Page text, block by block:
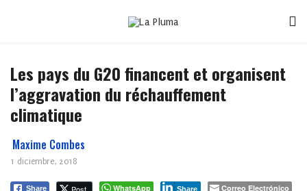
Les pays du G20 financent et organisent
l’aggravation du réchauffement
climatique
Maxime Combes
1 diciembre, 2018
Share WhatsApp Share Correo Electrónico